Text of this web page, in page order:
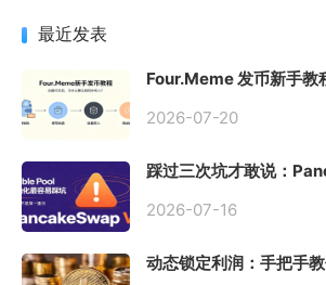
最近发表
Four.Meme 发币新手教
2026-07-20
踩过三次坑才敢说：
初始化
2026-07-16
动态锁定利润：手把手